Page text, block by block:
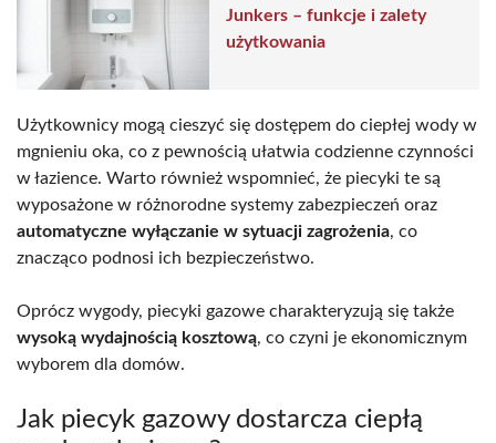
Junkers – funkcje i zalety
użytkowania
Użytkownicy mogą cieszyć się dostępem do ciepłej wody w
mgnieniu oka, co z pewnością ułatwia codzienne czynności
w łazience. Warto również wspomnieć, że piecyki te są
wyposażone w różnorodne systemy zabezpieczeń oraz
automatyczne wyłączanie w sytuacji zagrożenia, co
znacząco podnosi ich bezpieczeństwo.
Oprócz wygody, piecyki gazowe charakteryzują się także
wysoką wydajnością kosztową, co czyni je ekonomicznym
wyborem dla domów.
Jak piecyk gazowy dostarcza ciepłą